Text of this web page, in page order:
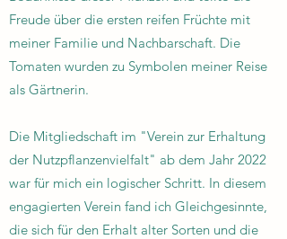
Freude über die ersten reifen Früchte mit
meiner Familie und Nachbarschaft. Die
Tomaten wurden zu Symbolen meiner Reise
als Gärtnerin.
Die Mitgliedschaft im "Verein zur Erhaltung
der Nutzpflanzenvielfalt" ab dem Jahr 2022
war für mich ein logischer Schritt. In diesem
engagierten Verein fand ich Gleichgesinnte,
die sich für den Erhalt alter Sorten und die